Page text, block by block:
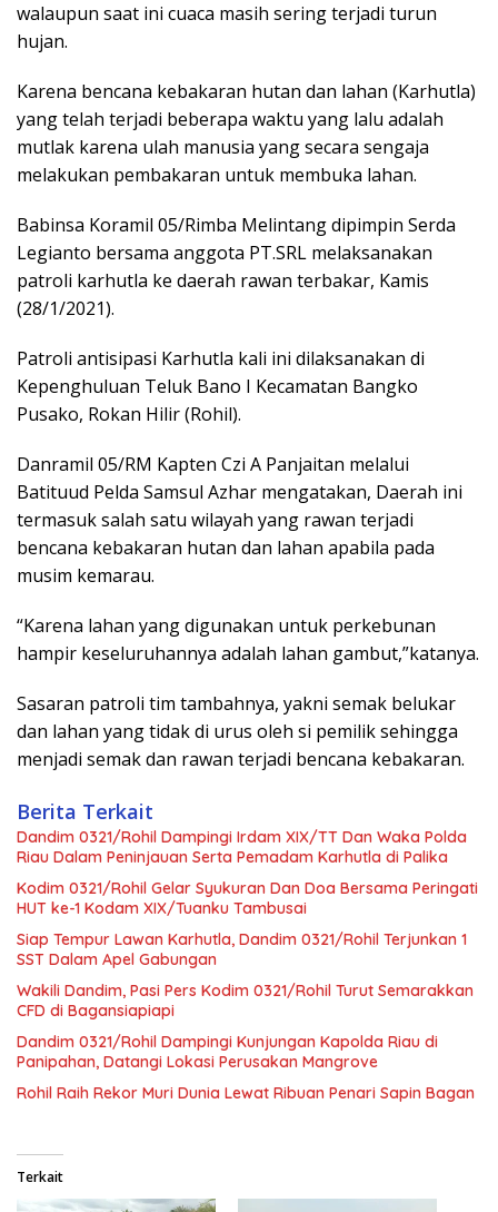
walaupun saat ini cuaca masih sering terjadi turun
hujan.
Karena bencana kebakaran hutan dan lahan (Karhutla)
yang telah terjadi beberapa waktu yang lalu adalah
mutlak karena ulah manusia yang secara sengaja
melakukan pembakaran untuk membuka lahan.
Babinsa Koramil 05/Rimba Melintang dipimpin Serda
Legianto bersama anggota PT.SRL melaksanakan
patroli karhutla ke daerah rawan terbakar, Kamis
(28/1/2021).
Patroli antisipasi Karhutla kali ini dilaksanakan di
Kepenghuluan Teluk Bano I Kecamatan Bangko
Pusako, Rokan Hilir (Rohil).
Danramil 05/RM Kapten Czi A Panjaitan melalui
Batituud Pelda Samsul Azhar mengatakan, Daerah ini
termasuk salah satu wilayah yang rawan terjadi
bencana kebakaran hutan dan lahan apabila pada
musim kemarau.
“Karena lahan yang digunakan untuk perkebunan
hampir keseluruhannya adalah lahan gambut,”katanya.
Sasaran patroli tim tambahnya, yakni semak belukar
dan lahan yang tidak di urus oleh si pemilik sehingga
menjadi semak dan rawan terjadi bencana kebakaran.
Berita Terkait
Dandim 0321/Rohil Dampingi Irdam XIX/TT Dan Waka Polda
Riau Dalam Peninjauan Serta Pemadam Karhutla di Palika
Kodim 0321/Rohil Gelar Syukuran Dan Doa Bersama Peringati
HUT ke-1 Kodam XIX/Tuanku Tambusai
Siap Tempur Lawan Karhutla, Dandim 0321/Rohil Terjunkan 1
SST Dalam Apel Gabungan
Wakili Dandim, Pasi Pers Kodim 0321/Rohil Turut Semarakkan
CFD di Bagansiapiapi
Dandim 0321/Rohil Dampingi Kunjungan Kapolda Riau di
Panipahan, Datangi Lokasi Perusakan Mangrove
Rohil Raih Rekor Muri Dunia Lewat Ribuan Penari Sapin Bagan
Terkait